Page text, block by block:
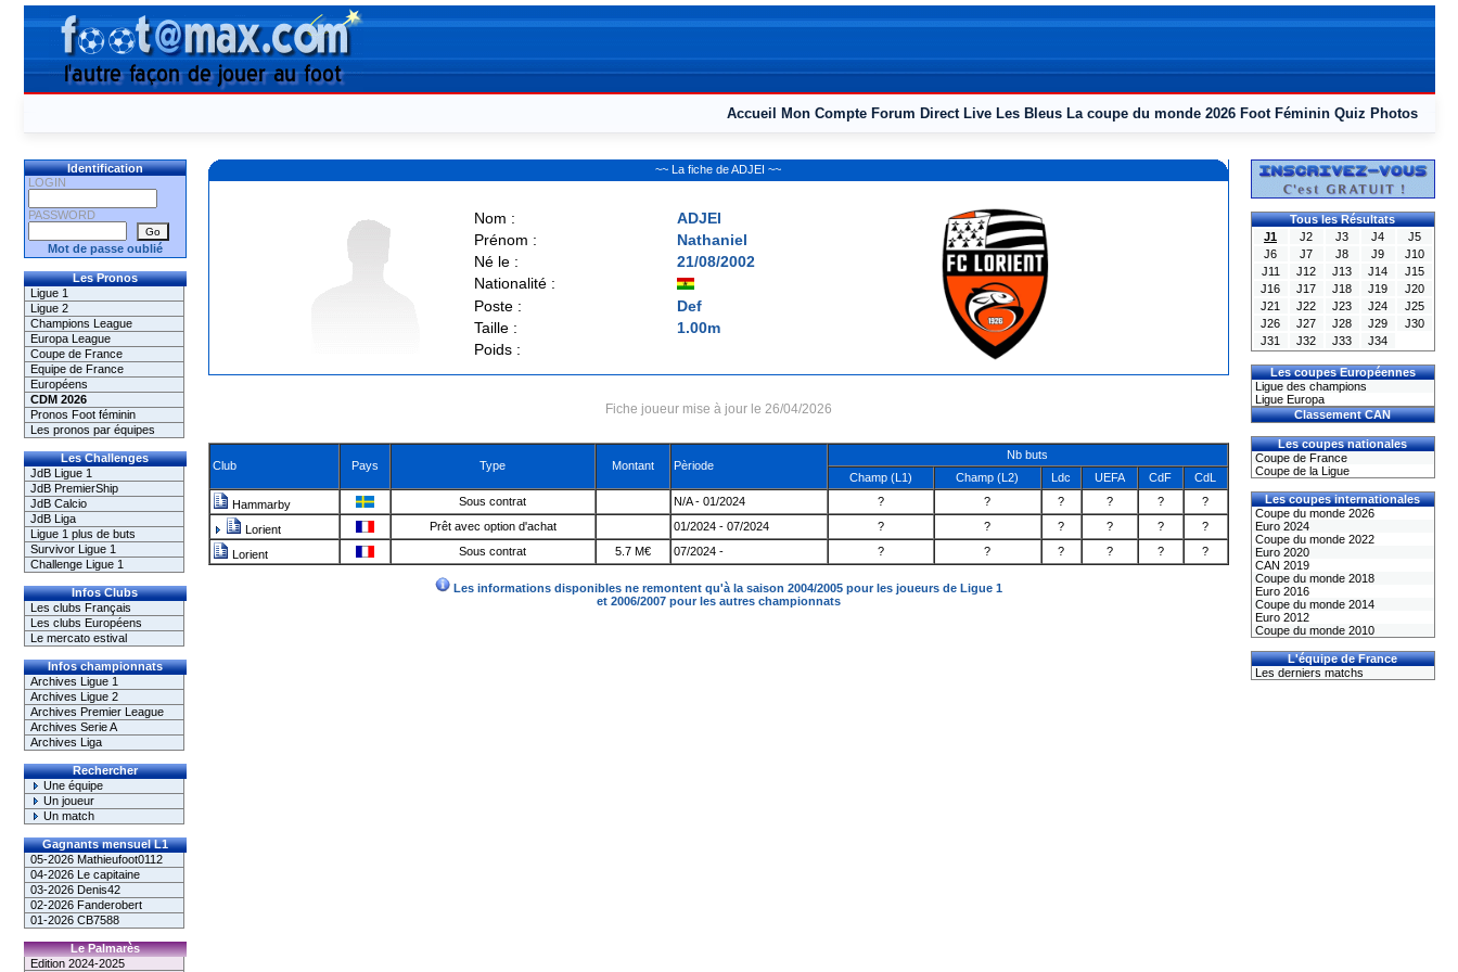
Accueil Mon Compte Forum Direct Live Les Bleus La coupe du monde 2026 Foot Féminin Quiz Photos
Identification
LOGIN
PASSWORD
Mot de passe oublié
Les Pronos
Ligue 1
Ligue 2
Champions League
Europa League
Coupe de France
Equipe de France
Européens
CDM 2026
Pronos Foot féminin
Les pronos par équipes
Les Challenges
JdB Ligue 1
JdB PremierShip
JdB Calcio
JdB Liga
Ligue 1 plus de buts
Survivor Ligue 1
Challenge Ligue 1
Infos Clubs
Les clubs Français
Les clubs Européens
Le mercato estival
Infos championnats
Archives Ligue 1
Archives Ligue 2
Archives Premier League
Archives Serie A
Archives Liga
Rechercher
Une équipe
Un joueur
Un match
Gagnants mensuel L1
05-2026 Mathieufoot0112
04-2026 Le capitaine
03-2026 Denis42
02-2026 Fanderobert
01-2026 CB7588
Le Palmarès
Edition 2024-2025
~~ La fiche de ADJEI ~~
Nom :
ADJEI
Prénom :
Nathaniel
Né le :
21/08/2002
Nationalité :
Poste :
Def
Taille :
1.00m
Poids :
Fiche joueur mise à jour le 26/04/2026
Club Pays Type Montant Pèriode
Nb buts
Champ (L1)
Champ (L2) Ldc UEFA CdF CdL
Hammarby Sous contrat N/A - 01/2024 ? ? ? ? ? ?
Lorient Prêt avec option d'achat 01/2024 - 07/2024 ? ? ? ? ? ?
Lorient Sous contrat 5.7 M€ 07/2024 - ? ? ? ? ? ?
Les informations disponibles ne remontent qu'à la saison 2004/2005 pour les joueurs de Ligue 1
et 2006/2007 pour les autres championnats
Tous les Résultats
J1
J2 J3 J4
J5
J6
J7 J8 J9
J10
J11
J12 J13 J14
J15
J16
J17 J18 J19
J20
J21
J22 J23 J24
J25
J26
J27 J28 J29
J30
J31
J32 J33 J34
Les coupes Européennes
Ligue des champions
Ligue Europa
Classement CAN
Les coupes nationales
Coupe de France
Coupe de la Ligue
Les coupes internationales
Coupe du monde 2026
Euro 2024
Coupe du monde 2022
Euro 2020
CAN 2019
Coupe du monde 2018
Euro 2016
Coupe du monde 2014
Euro 2012
Coupe du monde 2010
L'équipe de France
Les derniers matchs